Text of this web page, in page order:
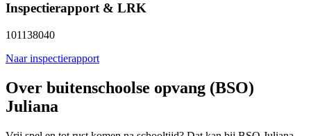
Inspectierapport & LRK
101138040
Naar inspectierapport
Over buitenschoolse opvang (BSO)
Juliana